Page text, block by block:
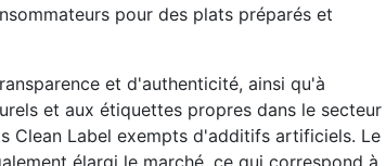
pour des plats préparés et
et d'authenticité, ainsi qu'à
et aux étiquettes propres dans le secteur
Clean Label exempts d'additifs artificiels. Le
élargi le marché, ce qui correspond à